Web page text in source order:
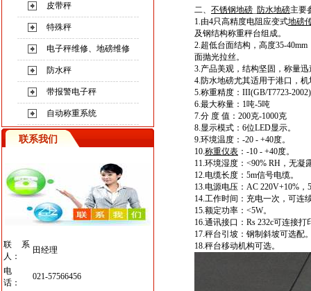
皮带秤
特殊秤
电子秤维修、地磅维修
防水秤
带报警电子秤
自动称重系统
联系我们
联系
人：
田经理
电
话：
021-57566456
二、 不锈钢地磅 防水地磅主要
1.由4只高精度电阻应变式地磅
及钢结构称重秤台组成。
2.超低台面结构，高度35-
面抛光拉丝。
3.产品美观，结构坚固，称量
4.防水地磅尤其适用于港口，
5.称重精度：III(GB/T7723-2002)
6.最大称量：1吨-5吨
7.分 度 值：200克-1000克
8.显示模式：6位LED显示。
9.环境温度 ：-20 - +40度。
10.称重仪表 ：-10 - +40度。
11.环境湿度：<90% RH，无凝
12.电缆长度：5m信号电缆。
13.电源电压：AC 220V+10%
14.工作时间：充电一次，可连
15.额定功率：<5W。
16.通讯接口：Rs 232c可连接打
17.秤台引坡：钢制斜坡可选配
18.秤台移动机构可选。